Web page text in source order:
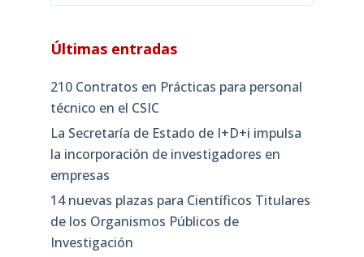
Últimas entradas
210 Contratos en Prácticas para personal
técnico en el CSIC
La Secretaría de Estado de I+D+i impulsa
la incorporación de investigadores en
empresas
14 nuevas plazas para Científicos Titulares
de los Organismos Públicos de
Investigación